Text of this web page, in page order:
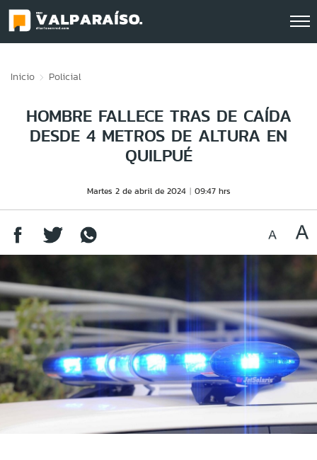
Inicio Policial
HOMBRE FALLECE TRAS DE CAÍDA
DESDE 4 METROS DE ALTURA EN
QUILPUÉ
Martes 2 de abril de 2024 09:47 hrs